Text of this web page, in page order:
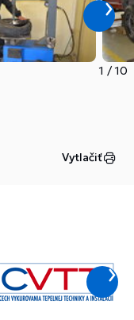
1 /10
Vytlačiť